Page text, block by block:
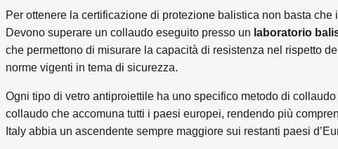
Per ottenere la certificazione di protezione balistica non basta
Devono superare un collaudo eseguito presso un laboratorio
che permettono di misurare la capacità di resistenza nel rispetto
norme vigenti in tema di sicurezza.
Ogni tipo di vetro antiproiettile ha uno specifico metodo di
collaudo che accomuna tutti i paesi europei, rendendo più
Italy abbia un ascendente sempre maggiore sui restanti paesi